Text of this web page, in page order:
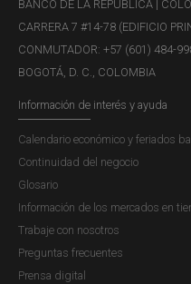
Eventos |JUEVES, 14 DE AGOSTO
Profesional Experto,
la República y
Programación e Inflación,
Recuadro 1:
términos de
ingreso nacional
experiencias de
BANCO DE LA REPÚBLICA |
CARRERA 7 #14-78 (EDIFICIO
CONMUTADOR: +57 (601) 484-
BOGOTÁ, D. C., COLOMBIA
Información de interés y ayuda
Calendario económico y feriados
Continuidad del negocio
Glosario
Información de los mercados en
Trabaje con nosotros
Preguntas frecuentes
Prensa digital